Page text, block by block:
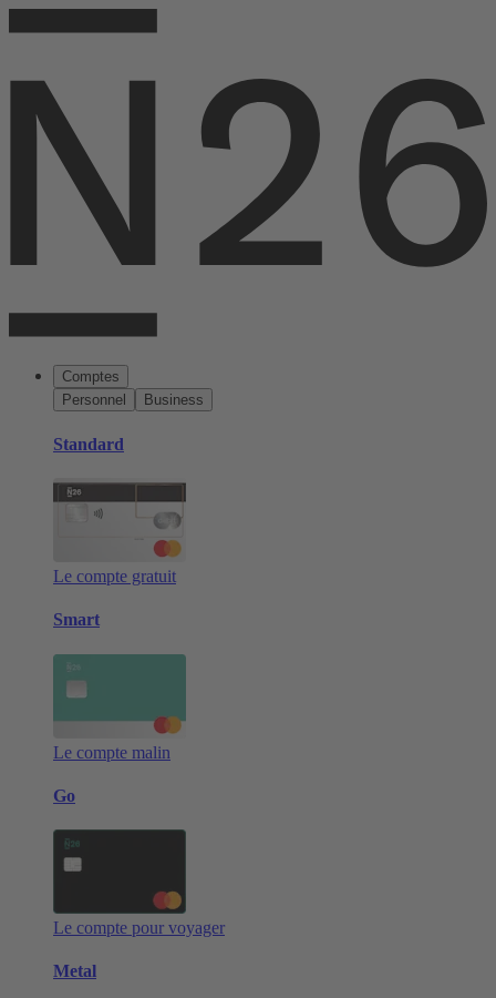
Comptes
Personnel
Business
Standard
Le compte gratuit
Smart
Le compte malin
Go
Le compte pour voyager
Metal